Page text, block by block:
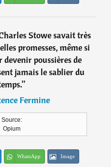
Stowe savait très
promesses, même si
poussières de
jamais le sablier du
”
Fermine
Source:
Opium
WhatsApp Image